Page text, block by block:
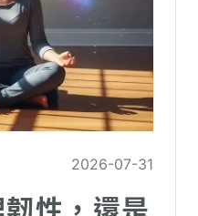
2026-07-31